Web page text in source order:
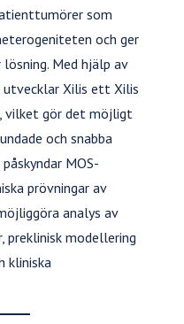
som
och ger
Med hjälp av
utvecklar Xilis ett Xilis
vilket gör det möjligt
och snabba
MOS-
prövningar av
analys av
modellering
kliniska